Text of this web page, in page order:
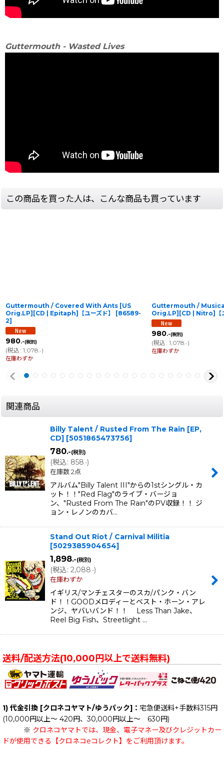
Guttermouth - Wasted Lives
この商品を買った人は、こんな商品も買っています
Guttermouth / Covered With Ants [US
Orig.LP][CD | Epitaph]【ユーズド】
[86589-
2]
980.-(税別)
(税込: 1,078 .-)
在庫わずか
Guttermouth /
Orig.LP][CD | Nitro]【
980.-(税別)
(税込: 1,078 .-)
在庫わずか
関連商品
Billy Talent / Rusted From The Rain [EP,
CD] [5051865473756]
780.-(税別)
(税込: 858.-)
在庫数 2点
アルバム"Billy Talent III"からの1stシングル・カ
ット！！"Red Flag"のライブ・バージョ
ン、"Rusted From The Rain"のPV収録！！ ジ
ョン・レノンのカバ…
Stand Out Riot / Carnival Militia
[5029385904654]
1,898.-(税別)
(税込: 2,088.-)
在庫わずか
イギリス/マンチェスターのスカ/パンク・バン
ド！！GOODメロディーとベスト・ホーン・アレ
ンジ、ヤバいバンド！！ Less Than Jake、
Reel Big Fish、Streetlight …
送料/配送方法(10,000円以上で送料無料)
1) 代金引換 [クロネコヤマト/ゆうパック]： 宅急便送料+手数料315円
(10,000円以上～ 420円、30,000円以上～ 630円)
※ クロネコヤマトでは、現金、電子マネー及びクレジットカー
ドが使用できる【クロネコeコレクト】をご利用頂けます。